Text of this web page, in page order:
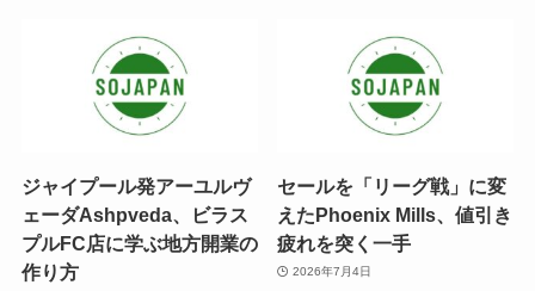
ジャイプール発アーユルヴ
ェーダAshpveda、ビラス
プルFC店に学ぶ地方開業の
作り方
セールを「リーグ戦」に変
えたPhoenix Mills、値引き
疲れを突く一手
2026年7月4日